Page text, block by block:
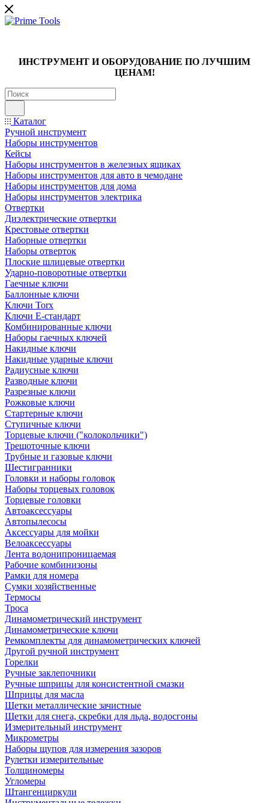
ИНСТРУМЕНТ И ОБОРУДОВАНИЕ ПО ЛУЧШИМ
ЦЕНАМ!
Каталог
Ручной инструмент
Наборы инструментов
Кейсы
Наборы инструментов в железных ящиках
Наборы инструментов для авто в чемодане
Наборы инструментов для дома
Наборы инструментов электрика
Отвертки
Диэлектрические отвертки
Крестовые отвертки
Наборные отвертки
Наборы отверток
Плоские шлицевые отвертки
Ударно-поворотные отвертки
Гаечные ключи
Баллонные ключи
Ключи Torx
Ключи Е-стандарт
Комбинированные ключи
Наборы гаечных ключей
Накидные ключи
Накидные ударные ключи
Радиусные ключи
Разводные ключи
Разрезные ключи
Рожковые ключи
Стартерные ключи
Ступичные ключи
Торцевые ключи ("колокольчики")
Трещоточные ключи
Трубные и газовые ключи
Шестигранники
Головки и наборы головок
Наборы торцевых головок
Торцевые головки
Автоаксессуары
Автопылесосы
Аксессуары для мойки
Велоаксессуары
Лента водонипроницаемая
Рабочие комбинизоны
Рамки для номера
Сумки хозяйственные
Термосы
Троса
Динамометрический инструмент
Динамометрические ключи
Ремкомплекты для динамометрических ключей
Другой ручной инструмент
Горелки
Ручные заклепочники
Ручные шприцы для консистентной смазки
Шприцы для масла
Щетки металлические зачистные
Щетки для снега, скребки для льда, водосгоны
Измерительный инструмент
Микрометры
Наборы щупов для измерения зазоров
Рулетки измерительные
Толщиномеры
Угломеры
Штангенциркули